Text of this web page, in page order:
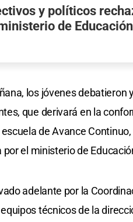
y políticos
de
los jóvenes debatieron
que derivará en la
de Avance
el ministerio de
adelante por la
técnicos de la